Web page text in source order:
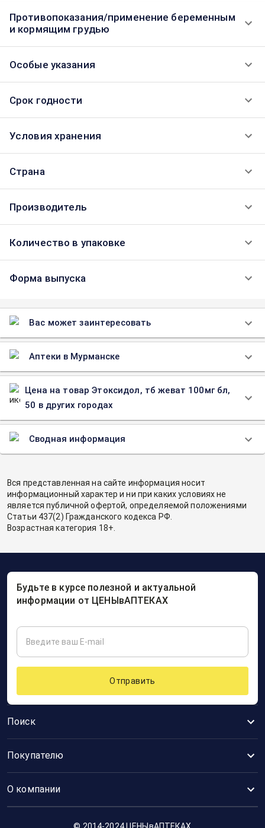
Противопоказания/применение беременным
и кормящим грудью
Особые указания
Срок годности
Условия хранения
Страна
Производитель
Количество в упаковке
Форма выпуска
Вас может заинтересовать
Аптеки в Мурманске
Цена на товар Этоксидол, тб жеват 100мг бл,
50 в других городах
Сводная информация
Вся представленная на сайте информация носит
информационный характер и ни при каких условиях не
является публичной офертой, определяемой положениями
Статьи 437(2) Гражданского кодекса РФ.
Возрастная категория 18+.
Поиск
Покупателю
О компании
Будьте в курсе полезной и актуальной
информации от ЦЕНЫвАПТЕКАХ
Отправить